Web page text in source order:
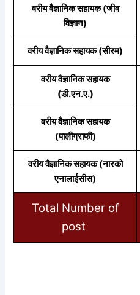
वरीय वैज्ञानिक सहायक (जीव
विज्ञान)
वरीय वैज्ञानिक सहायक (सीरम)
वरीय वैज्ञानिक सहायक
(डी.एन.ए.)
वरीय वैज्ञानिक सहायक
(पालीग्राफी)
वरीय वैज्ञानिक सहायक (नारको
एनालाईसीस)
Total Number of
post